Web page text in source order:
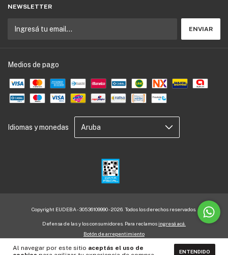
Al navegar por este sitio aceptás el uso de
ENTENDIDO
NEWSLETTER
Medios de pago
Idiomas y monedas
Copyright EUDEBA - 30536109990 - 2026. Todos los derechos reservados.
Defensa de las y los consumidores. Para reclamos ingresá acá.
Botón de arrepentimiento